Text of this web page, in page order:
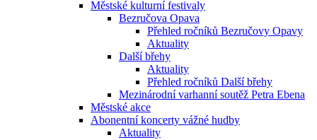
Městské kulturní festivaly
Bezručova Opava
Přehled ročníků Bezručovy Opavy
Aktuality
Další břehy
Aktuality
Přehled ročníků Další břehy
Mezinárodní varhanní soutěž Petra Ebena
Městské akce
Abonentní koncerty vážné hudby
Aktuality